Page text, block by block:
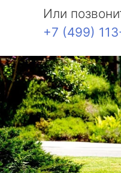
Или
+7 (499)